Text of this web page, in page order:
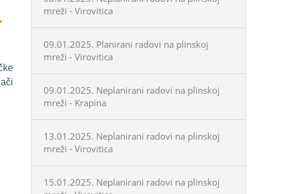
mreži - Virovitica
09.01.2025. Planirani radovi na plinskoj
mreži - Virovitica
09.01.2025. Neplanirani radovi na plinskoj
mreži - Krapina
13.01.2025. Neplanirani radovi na plinskoj
mreži - Virovitica
15.01.2025. Neplanirani radovi na plinskoj